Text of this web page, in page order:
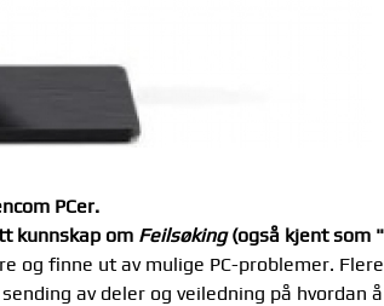
PCer.
kunnskap om Feilsøking(også kjent som
finne ut av mulige PC-problemer.
av deler og veiledning på